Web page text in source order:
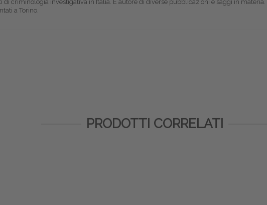
di criminologia investigativa in Italia. È autore di diverse pubblicazioni e saggi in
a Torino.
PRODOTTI CORRELATI